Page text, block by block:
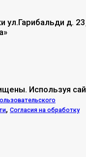
д.
Используя
, Согласия на обработку